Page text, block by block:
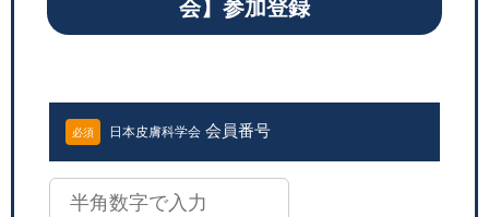
会】参加登録
必須 日本皮膚科学会 会員番号